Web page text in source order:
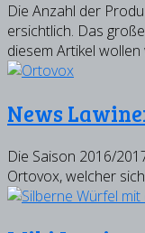
Die Anzahl der
ersichtlich. Das
diesem Artikel
News
Die Saison 2016/
Ortovox, welcher